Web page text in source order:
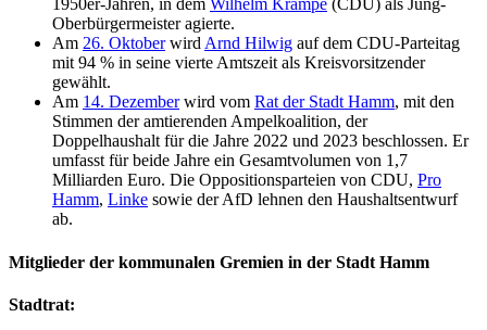
1950er-Jahren, in dem Wilhelm Krampe (CDU) als Jung-
Oberbürgermeister agierte.
Am 26. Oktoberwird Arnd Hilwig auf dem CDU-Parteitag
mit 94 % in seine vierte Amtszeit als Kreisvorsitzender
gewählt.
Am 14. Dezemberwird vom Rat der Stadt Hamm, mit den
Stimmen der amtierenden Ampelkoalition, der
Doppelhaushalt für die Jahre 2022 und 2023 beschlossen. Er
umfasst für beide Jahre ein Gesamtvolumen von 1,7
Milliarden Euro. Die Oppositionsparteien von CDU, Pro
Hamm, Linke sowie der AfD lehnen den Haushaltsentwurf
ab.
Mitglieder der kommunalen Gremien in der Stadt Hamm
Stadtrat: